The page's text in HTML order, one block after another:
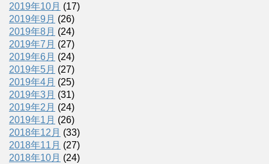
2019年10月 (17)
2019年9月 (26)
2019年8月 (24)
2019年7月 (27)
2019年6月 (24)
2019年5月 (27)
2019年4月 (25)
2019年3月 (31)
2019年2月 (24)
2019年1月 (26)
2018年12月 (33)
2018年11月 (27)
2018年10月 (24)